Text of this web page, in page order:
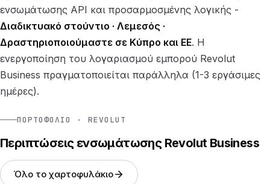
ενσωμάτωσης API και προσαρμοσμένης λογικής -
Διαδικτυακό στούντιο · Λεμεσός ·
Δραστηριοποιούμαστε σε Κύπρο και ΕΕ. Η
ενεργοποίηση του λογαριασμού εμπορού Revolut
Business πραγματοποιείται παράλληλα (1-3 εργάσιμες
ημέρες).
ΠΟΡΤΟΦΌΛΙΟ · REVOLUT
Περιπτώσεις ενσωμάτωσης Revolut Business
Όλο το χαρτοφυλάκιο